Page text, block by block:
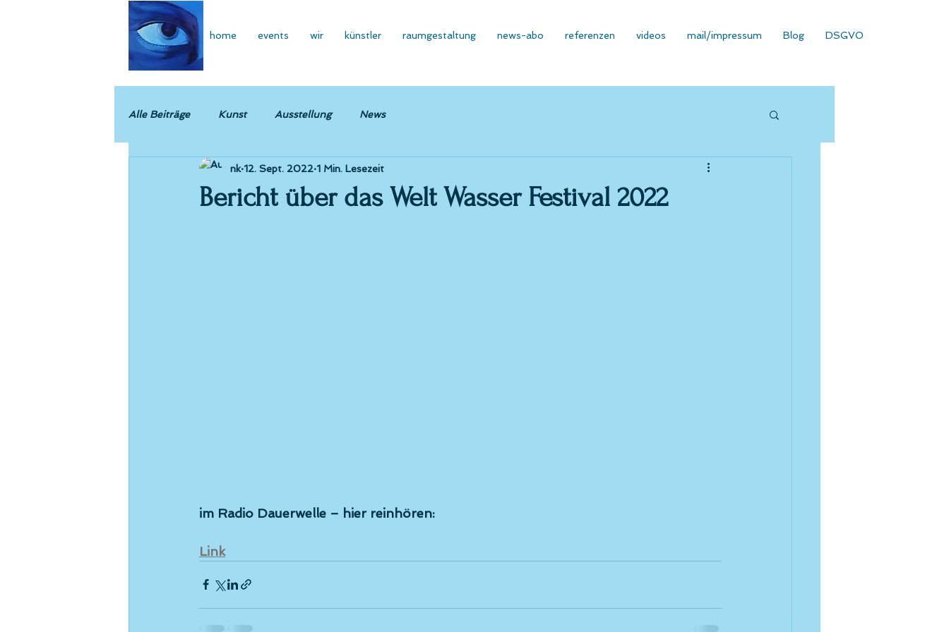
home events wir künstler raumgestaltung news-abo referenzen videos mail/impressum Blog DSGVO
Alle Beiträge Kunst Ausstellung News
Bericht über das Welt Wasser Festival 2022
nk 12. Sept. 2022 1 Min. Lesezeit
im Radio Dauerwelle – hier reinhören:
Link